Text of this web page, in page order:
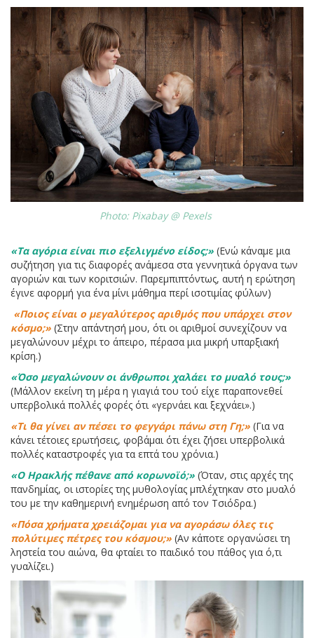
Photo: Pixabay @ Pexels
«Τα αγόρια είναι πιο εξελιγμένο είδος;» (Ενώ κάναμε μια
συζήτηση για τις διαφορές ανάμεσα στα γεννητικά όργανα των
αγοριών και των κοριτσιών. Παρεμπιπτόντως, αυτή η ερώτηση
έγινε αφορμή για ένα μίνι μάθημα περί ισοτιμίας φύλων)
«Ποιος είναι ο μεγαλύτερος αριθμός που υπάρχει στον
κόσμο;» (Στην απάντησή μου, ότι οι αριθμοί συνεχίζουν να
μεγαλώνουν μέχρι το άπειρο, πέρασα μια μικρή υπαρξιακή
κρίση.)
«Όσο μεγαλώνουν οι άνθρωποι χαλάει το μυαλό τους;»
(Μάλλον εκείνη τη μέρα η γιαγιά του τού είχε παραπονεθεί
υπερβολικά πολλές φορές ότι «γερνάει και ξεχνάει».)
«Τι θα γίνει αν πέσει το φεγγάρι πάνω στη Γη;» (Για να
κάνει τέτοιες ερωτήσεις, φοβάμαι ότι έχει ζήσει υπερβολικά
πολλές καταστροφές για τα επτά του χρόνια.)
«Ο Ηρακλής πέθανε από κορωνοϊό;» (Όταν, στις αρχές της
πανδημίας, οι ιστορίες της μυθολογίας μπλέχτηκαν στο μυαλό
του με την καθημερινή ενημέρωση από τον Τσιόδρα.)
«Πόσα χρήματα χρειάζομαι για να αγοράσω όλες τις
πολύτιμες πέτρες του κόσμου;» (Αν κάποτε οργανώσει τη
ληστεία του αιώνα, θα φταίει το παιδικό του πάθος για ό,τι
γυαλίζει.)